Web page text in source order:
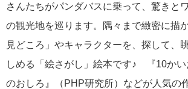
さんたちがパンダバスに乗って、驚きと
の観光地を巡ります。隅々まで緻密に描
見どころ」やキャラクターを、探して、
しめる「絵さがし」絵本です♪ 『10かい
のおしろ』（PHP研究所）などが人気の